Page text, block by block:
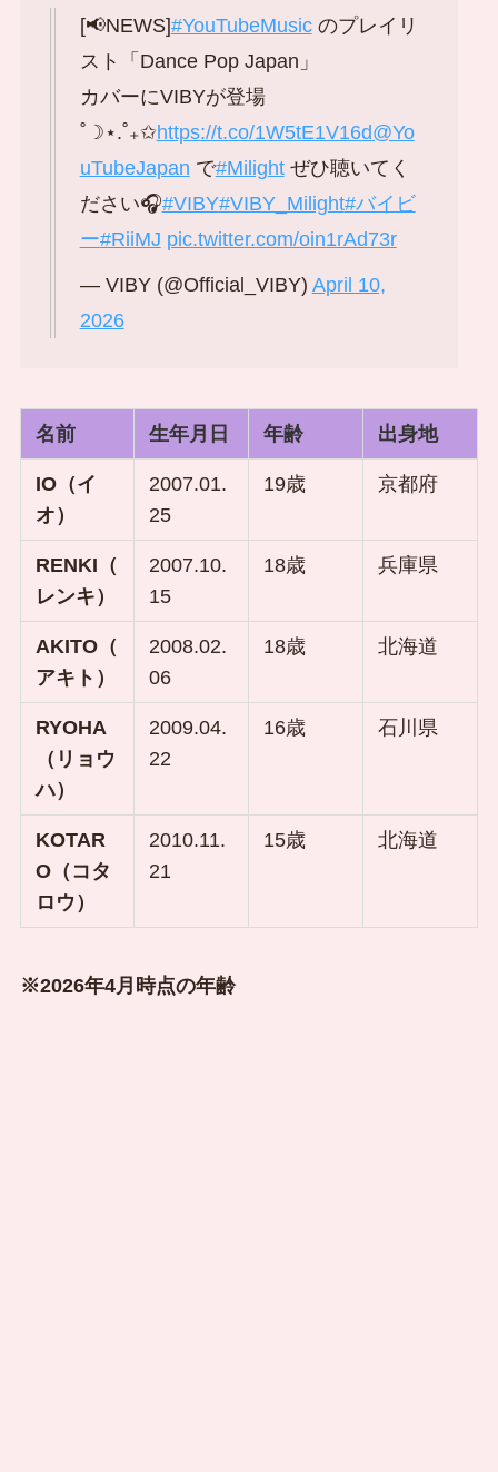
[📢NEWS]#YouTubeMusicのプレイリ
スト「Dance Pop Japan」
カバーにVIBYが登場
˚☽⋆.˚₊✩https://t.co/1W5tE1V16d@Yo
uTubeJapan で#Milightぜひ聴いてく
ださい🎧#VIBY#VIBY_Milight#バイビ
ー#RiiMJ pic.twitter.com/oin1rAd73r
— VIBY (@Official_VIBY) April 10,
2026
名前 生年月日 年齢 出身地
IO（イ
オ）
2007.01.
25
19歳 京都府
RENKI（
レンキ）
2007.10.
15
18歳 兵庫県
AKITO（
アキト）
2008.02.
06
18歳 北海道
RYOHA
（リョウ
ハ）
2009.04.
22
16歳 石川県
KOTAR
O（コタ
ロウ）
2010.11.
21
15歳 北海道
※2026年4月時点の年齢